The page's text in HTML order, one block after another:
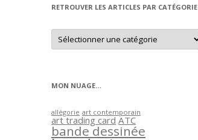
RETROUVER LES ARTICLES PAR CATÉGORIE
Retrouver
les
articles
MON NUAGE…
allégorie art contemporain
art trading card ATC
bande dessinée